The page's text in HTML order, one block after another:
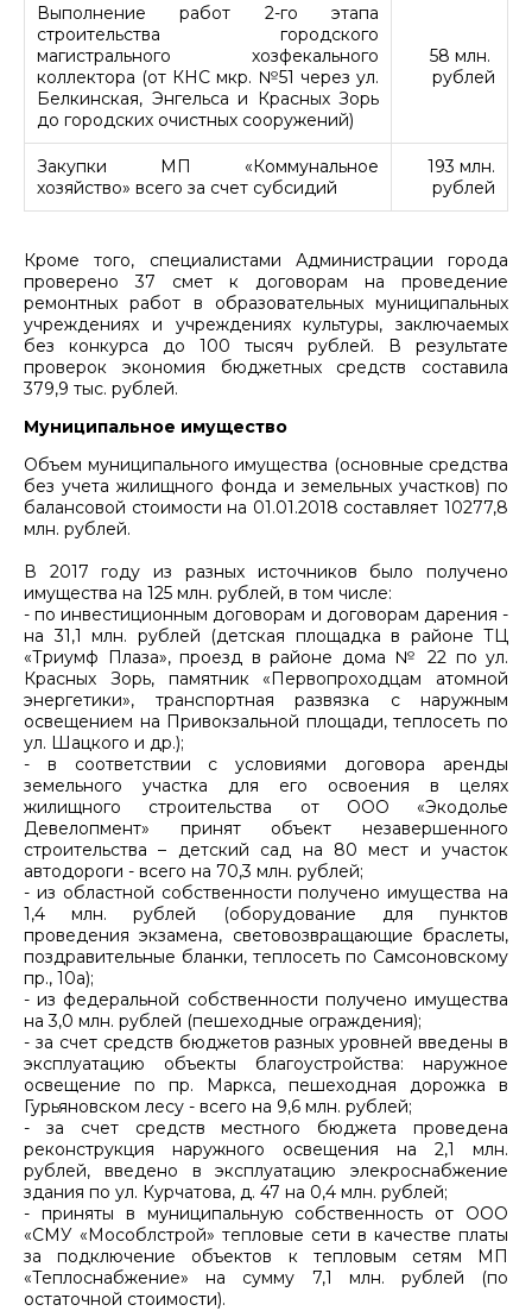
Выполнение работ 2-го этапа
строительства городского
магистрального хозфекального
коллектора (от КНС мкр. №51 через ул.
Белкинская, Энгельса и Красных Зорь
до городских очистных сооружений)
58 млн.
рублей
Закупки МП «Коммунальное
хозяйство» всего за счет субсидий
193 млн.
рублей
Кроме того, специалистами Администрации города
проверено 37 смет к договорам на проведение
ремонтных работ в образовательных муниципальных
учреждениях и учреждениях культуры, заключаемых
без конкурса до 100 тысяч рублей. В результате
проверок экономия бюджетных средств составила
379,9 тыс. рублей.
Муниципальное имущество
Объем муниципального имущества (основные средства
без учета жилищного фонда и земельных участков) по
балансовой стоимости на 01.01.2018 составляет 10277,8
млн. рублей.
В 2017 году из разных источников было получено
имущества на 125 млн. рублей, в том числе:
- по инвестиционным договорам и договорам дарения -
на 31,1 млн. рублей (детская площадка в районе ТЦ
«Триумф Плаза», проезд в районе дома № 22 по ул.
Красных Зорь, памятник «Первопроходцам атомной
энергетики», транспортная развязка с наружным
освещением на Привокзальной площади, теплосеть по
ул. Шацкого и др.);
- в соответствии с условиями договора аренды
земельного участка для его освоения в целях
жилищного строительства от ООО «Экодолье
Девелопмент» принят объект незавершенного
строительства – детский сад на 80 мест и участок
автодороги - всего на 70,3 млн. рублей;
- из областной собственности получено имущества на
1,4 млн. рублей (оборудование для пунктов
проведения экзамена, световозвращающие браслеты,
поздравительные бланки, теплосеть по Самсоновскому
пр., 10а);
- из федеральной собственности получено имущества
на 3,0 млн. рублей (пешеходные ограждения);
- за счет средств бюджетов разных уровней введены в
эксплуатацию объекты благоустройства: наружное
освещение по пр. Маркса, пешеходная дорожка в
Гурьяновском лесу - всего на 9,6 млн. рублей;
- за счет средств местного бюджета проведена
реконструкция наружного освещения на 2,1 млн.
рублей, введено в эксплуатацию элекроснабжение
здания по ул. Курчатова, д. 47 на 0,4 млн. рублей;
- приняты в муниципальную собственность от ООО
«СМУ «Мособлстрой» тепловые сети в качестве платы
за подключение объектов к тепловым сетям МП
«Теплоснабжение» на сумму 7,1 млн. рублей (по
остаточной стоимости).